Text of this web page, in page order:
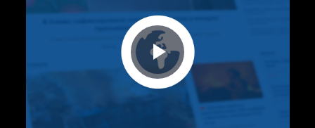
Play Video